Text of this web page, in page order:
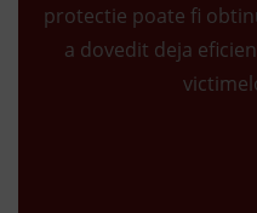
protectie poate fi
a dovedit deja